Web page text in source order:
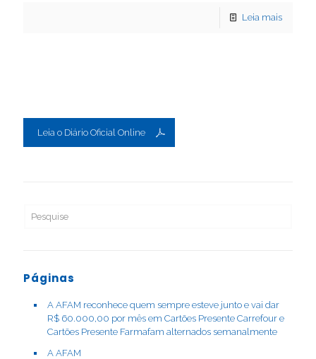
Leia mais
Leia o Diário Oficial Online
Páginas
A AFAM reconhece quem sempre esteve junto e vai dar
R$ 60.000,00 por mês em Cartões Presente Carrefour e
Cartões Presente Farmafam alternados semanalmente
A AFAM